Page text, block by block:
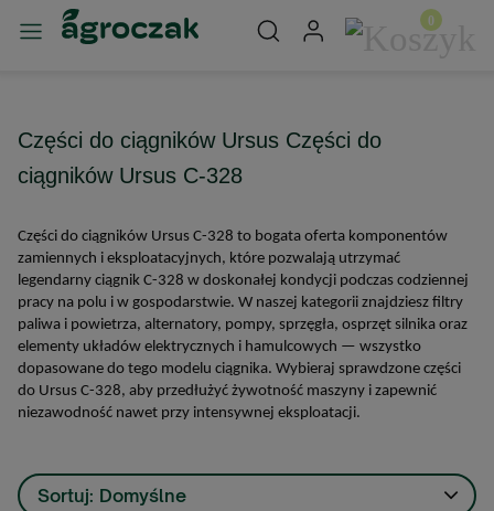
Części do ciągników Ursus Części do
ciągników Ursus C-328
Części do ciągników Ursus C-328 to bogata oferta komponentów
zamiennych i eksploatacyjnych, które pozwalają utrzymać
legendarny ciągnik C-328 w doskonałej kondycji podczas codziennej
pracy na polu i w gospodarstwie. W naszej kategorii znajdziesz filtry
paliwa i powietrza, alternatory, pompy, sprzęgła, osprzęt silnika oraz
elementy układów elektrycznych i hamulcowych — wszystko
dopasowane do tego modelu ciągnika. Wybieraj sprawdzone części
do Ursus C-328, aby przedłużyć żywotność maszyny i zapewnić
niezawodność nawet przy intensywnej eksploatacji.
Sortuj: Domyślne